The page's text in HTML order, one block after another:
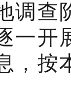
调查
一开
，按